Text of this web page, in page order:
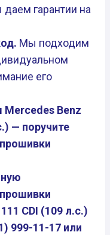
гарантии на
Мы подходим
его
Benz
— поручите
CDI (109 л.с.)
999-11-17 или